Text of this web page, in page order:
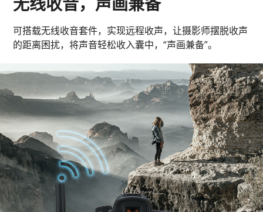
可搭载无线收音套件，实现远程收声，让摄影师摆脱收声
的距离困扰，将声音轻松收入囊中，“声画兼备”。